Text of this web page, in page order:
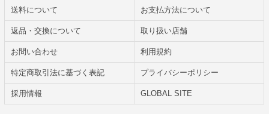
送料について お支払方法について
返品・交換について 取り扱い店舗
お問い合わせ 利用規約
特定商取引法に基づく表記 プライバシーポリシー
採用情報 GLOBAL SITE